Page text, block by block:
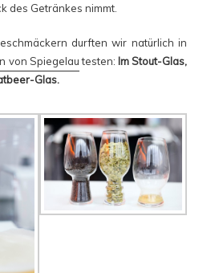
des Getränkes nimmt.
durften wir natürlich in
von Spiegelautesten: Im Stout-Glas,
Glas.